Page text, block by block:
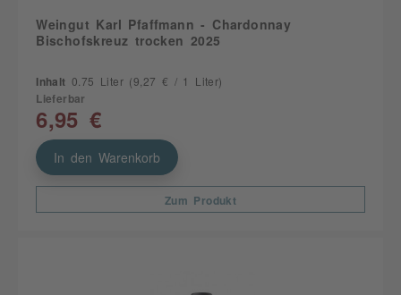
Weingut Karl Pfaffmann - Chardonnay
Bischofskreuz trocken 2025
Inhalt 0.75 Liter (9,27 € / 1 Liter)
Lieferbar
6,95 €
In den Warenkorb
Zum Produkt